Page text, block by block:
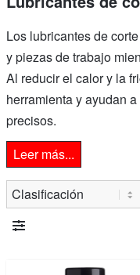
Los lubricantes de
y piezas de trabajo
Al reducir el calor y la
herramienta y ayudan
precisos.
Leer más...